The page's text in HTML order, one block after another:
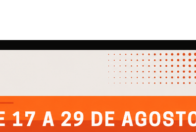
Quem Somos
Produtos
AJUDA
Política de Privacidade